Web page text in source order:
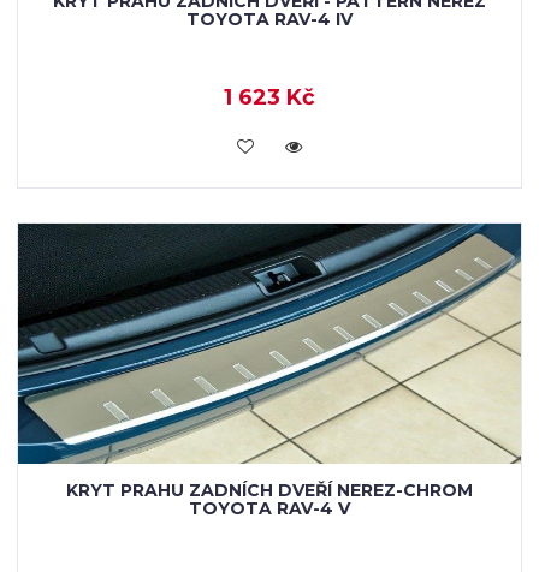
TOYOTA RAV-4 IV
1 623 Kč
KOUPIT
KRYT PRAHU ZADNÍCH DVEŘÍ NEREZ-CHROM
TOYOTA RAV-4 V